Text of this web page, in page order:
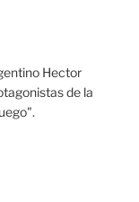
Hector
de la